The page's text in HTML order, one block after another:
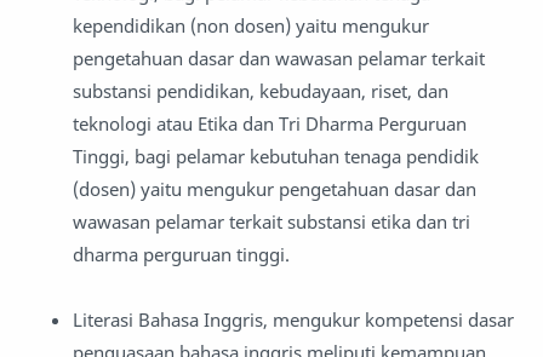
kependidikan (non dosen) yaitu mengukur
pengetahuan dasar dan wawasan pelamar terkait
substansi pendidikan, kebudayaan, riset, dan
teknologi atau Etika dan Tri Dharma Perguruan
Tinggi, bagi pelamar kebutuhan tenaga pendidik
(dosen) yaitu mengukur pengetahuan dasar dan
wawasan pelamar terkait substansi etika dan tri
dharma perguruan tinggi.
Literasi Bahasa Inggris, mengukur kompetensi dasar
penguasaan bahasa inggris meliputi kemampuan